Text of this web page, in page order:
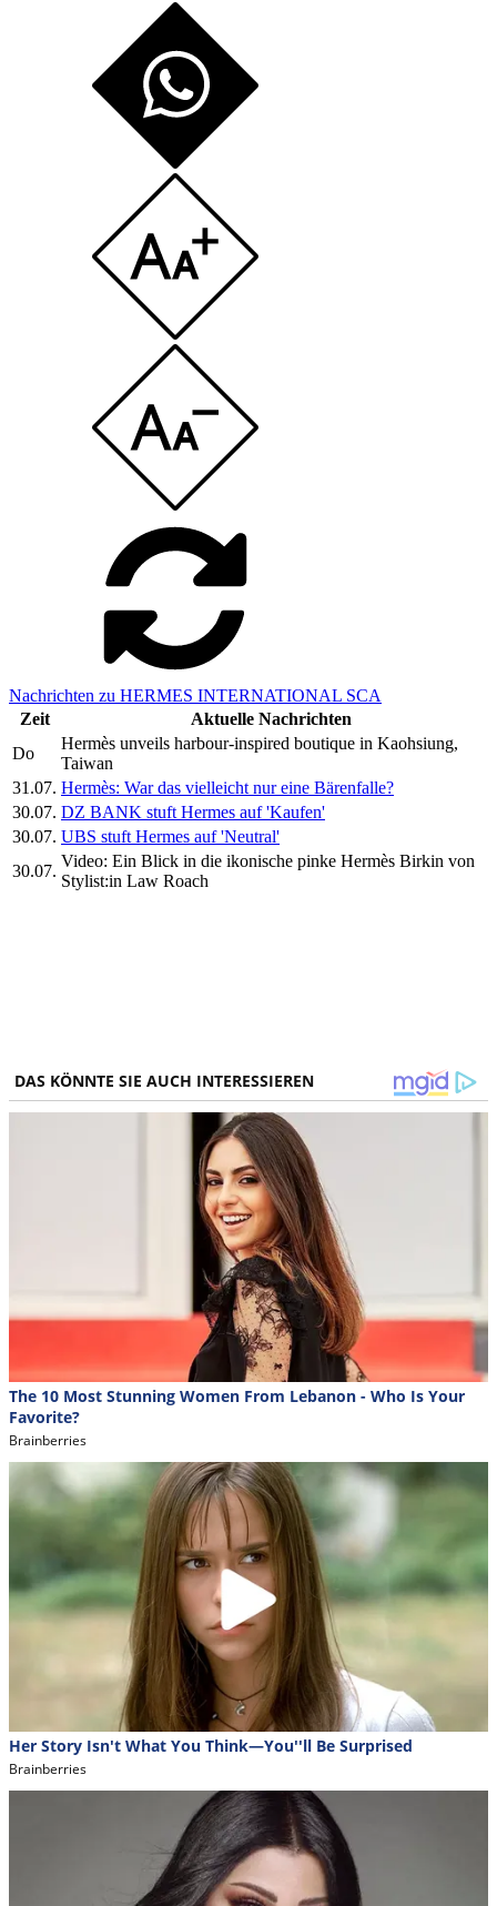
Nachrichten zu HERMES INTERNATIONAL SCA
Zeit
Aktuelle Nachrichten
Do
Hermès unveils harbour-inspired boutique in Kaohsiung,
Taiwan
31.07. Hermès: War das vielleicht nur eine Bärenfalle?
30.07. DZ BANK stuft Hermes auf 'Kaufen'
30.07. UBS stuft Hermes auf 'Neutral'
30.07.
Video: Ein Blick in die ikonische pinke Hermès Birkin von
Stylist:in Law Roach